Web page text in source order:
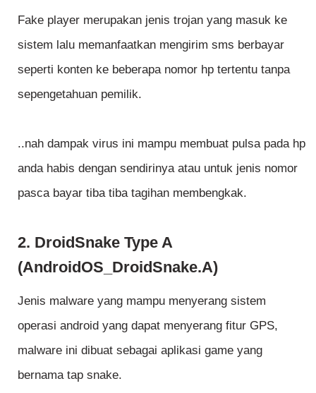
Fake player merupakan jenis trojan yang masuk ke
sistem lalu memanfaatkan mengirim sms berbayar
seperti konten ke beberapa nomor hp tertentu tanpa
sepengetahuan pemilik.
..nah dampak virus ini mampu membuat pulsa pada hp
anda habis dengan sendirinya atau untuk jenis nomor
pasca bayar tiba tiba tagihan membengkak.
2. DroidSnake Type A
(AndroidOS_DroidSnake.A)
Jenis malware yang mampu menyerang sistem
operasi android yang dapat menyerang fitur GPS,
malware ini dibuat sebagai aplikasi game yang
bernama tap snake.